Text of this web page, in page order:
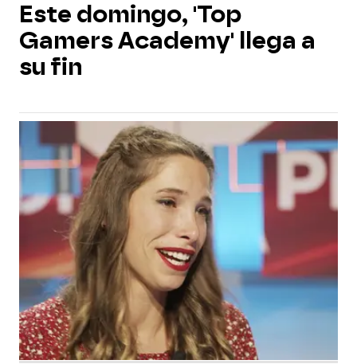
Este domingo, 'Top
Gamers Academy' llega a
su fin